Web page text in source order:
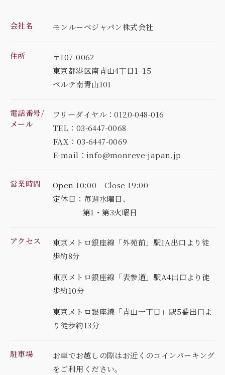
会社名 モンルーベジャパン株式会社
住所
〒107-0062
東京都港区南青山4丁目1−15
ベルテ南青山101
電話番号/
メール
フリーダイヤル：0120-048-016
TEL：03-6447-0068
FAX：03-6447-0069
E-mail：info@monreve-japan.jp
営業時間
Open 10:00 Close 19:00
定休日：毎週水曜日、
第1・第3火曜日
アクセス
東京メトロ銀座線「外苑前」駅1A出口より徒
歩約8分
東京メトロ銀座線「表参道」駅A4出口より徒
歩約10分
東京メトロ銀座線「青山一丁目」駅5番出口よ
り徒歩約13分
駐車場
お車でお越しの際はお近くのコインパーキング
をご利用ください。